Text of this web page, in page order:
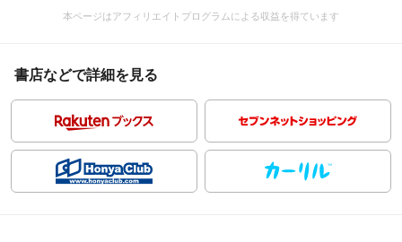
本ページはアフィリエイトプログラムによる収益を得ています
書店などで詳細を見る